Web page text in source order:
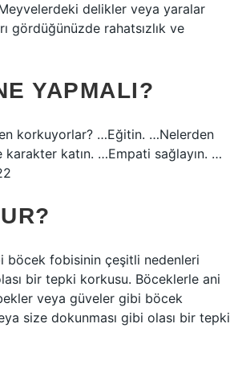
delikler veya yaralar
gördüğünüzde rahatsızlık ve
YAPMALI?
korkuyorlar? …Eğitin. …Nelerden
karakter katın. …Empati sağlayın. …
böcek fobisinin çeşitli nedenleri
bir tepki korkusu. Böceklerle ani
veya güveler gibi böcek
size dokunması gibi olası bir tepki